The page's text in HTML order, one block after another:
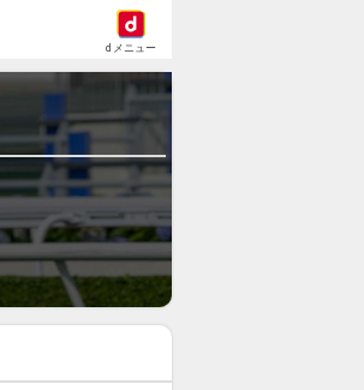
dメニュー